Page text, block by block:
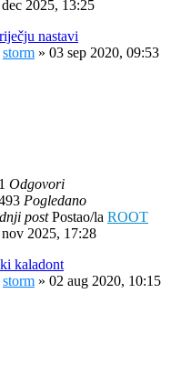
2025, 13:25
nastavi
storm » 03 sep 2020, 09:53
Odgovori
Pogledano
postPostao/la ROOT
nov 2025, 17:28
kaladont
storm » 02 aug 2020, 10:15